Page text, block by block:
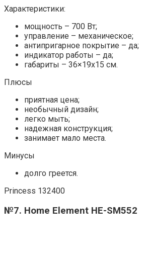
Характеристики:
мощность – 700 Вт;
управление – механическое;
антипригарное покрытие – да;
индикатор работы – да;
габариты – 36×19х15 см.
Плюсы
приятная цена;
необычный дизайн;
легко мыть;
надежная конструкция;
занимает мало места.
Минусы
долго греется.
Princess 132400
№7. Home Element HE-SM552